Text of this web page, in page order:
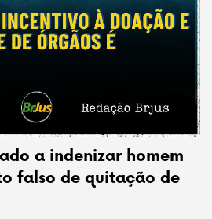
a indenizar homem
falso de quitação de